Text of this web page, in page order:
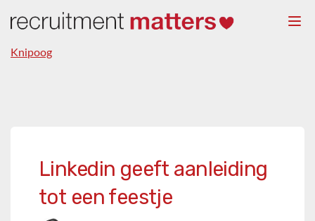
Knipoog
Linkedin geeft aanleiding
tot een feestje